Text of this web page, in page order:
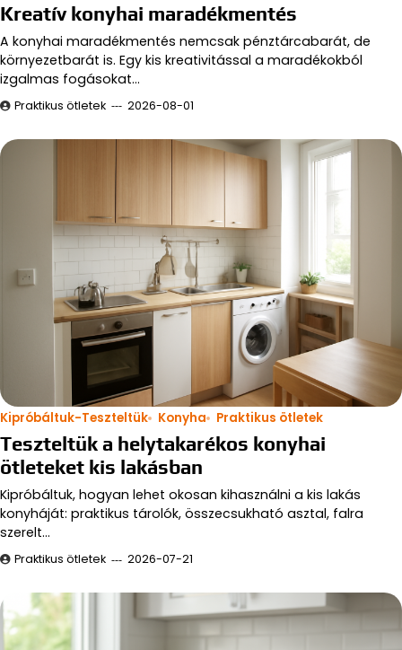
Kreatív konyhai maradékmentés
A konyhai maradékmentés nemcsak pénztárcabarát, de
környezetbarát is. Egy kis kreativitással a maradékokból
izgalmas fogásokat…
Praktikus ötletek 2026-08-01
Kipróbáltuk-Teszteltük Konyha Praktikus ötletek
Teszteltük a helytakarékos konyhai
ötleteket kis lakásban
Kipróbáltuk, hogyan lehet okosan kihasználni a kis lakás
konyháját: praktikus tárolók, összecsukható asztal, falra
szerelt…
Praktikus ötletek 2026-07-21